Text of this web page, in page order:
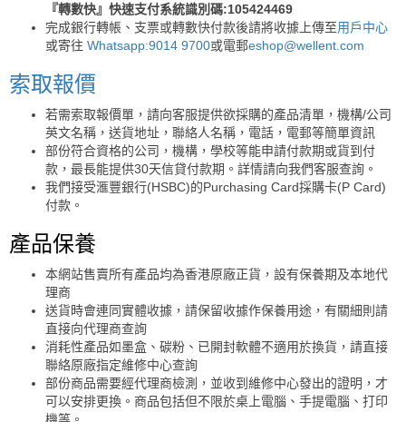
『轉數快』快速支付系統識別碼:105424469
完成銀行轉帳、支票或轉數快付款後請將收據上傳至用戶中心
或寄往 Whatsapp:9014 9700或電郵eshop@wellent.com
索取報價
若需索取報價單，請向客服提供欲採購的產品清單，機構/公司
英文名稱，送貨地址，聯絡人名稱，電話，電郵等簡單資訊
部份符合資格的公司，機構，學校等能申請付款期或貨到付
款，最長能提供30天信貸付款期。詳情請向我們客服查詢。
我們接受滙豐銀行(HSBC)的Purchasing Card採購卡(P Card)
付款。
產品保養
本網站售賣所有產品均為香港原廠正貨，設有保養期及本地代
理商
送貨時會連同實體收據，請保留收據作保養用途，有關細則請
直接向代理商查詢
消耗性產品如墨盒、碳粉、已開封軟體不適用於換貨，請直接
聯絡原廠指定維修中心查詢
部份商品需要經代理商檢測，並收到維修中心發出的證明，才
可以安排更換。商品包括但不限於桌上電腦、手提電腦、打印